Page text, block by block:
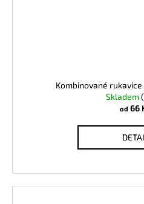
Kombinované rukavice
Skladem
od 66